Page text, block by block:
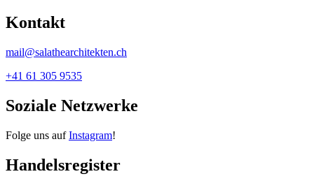
Kontakt
mail@salathearchitekten.ch
+41 61 305 9535
Soziale Netzwerke
Folge uns aufInstagram!
Handelsregister